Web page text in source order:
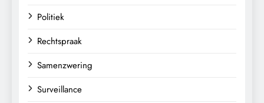
Politiek
Rechtspraak
Samenzwering
Surveillance